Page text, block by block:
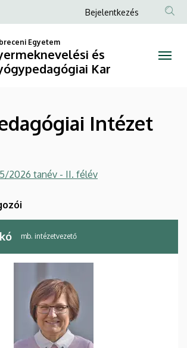
Anonim
fiók
menüje
Bejelentkezés
Egyetem
és
Kar
Intézet
2026 tanév - II. félév
mb. intézetvezető